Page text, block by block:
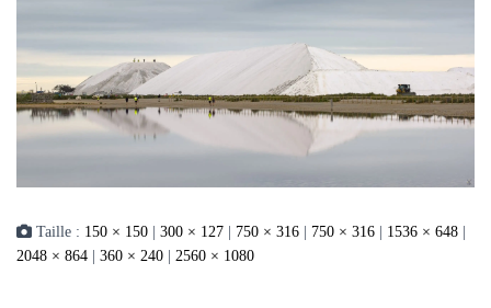
Taille : 150 × 150 300 × 127 750 × 316 750 × 316 1536 × 648
2048 × 864
360 × 240 2560 × 1080